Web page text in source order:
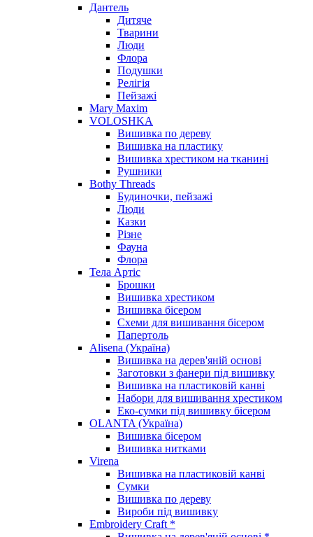
Дантель
Дитяче
Тварини
Люди
Флора
Подушки
Релігія
Пейзажі
Mary Maxim
VOLOSHKA
Вишивка по дереву
Вишивка на пластику
Вишивка хрестиком на тканині
Рушники
Bothy Threads
Будиночки, пейзажі
Люди
Казки
Різне
Фауна
Флора
Тела Артіс
Брошки
Вишивка хрестиком
Вишивка бісером
Схеми для вишивання бісером
Папертоль
Alisena (Україна)
Вишивка на дерев'яній основі
Заготовки з фанери під вишивку
Вишивка на пластиковій канві
Набори для вишивання хрестиком
Еко-сумки під вишивку бісером
OLANTA (Україна)
Вишивка бісером
Вишивка нитками
Virena
Вишивка на пластиковій канві
Сумки
Вишивка по дереву
Вироби під вишивку
Embroidery Craft *